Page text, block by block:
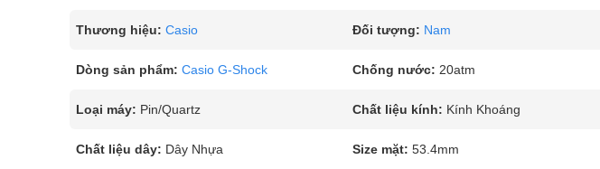
Thương hiệu: Casio Đối tượng: Nam
Dòng sản phẩm: Casio G-Shock Chống nước: 20atm
Loại máy: Pin/Quartz Chất liệu kính: Kính Khoáng
Chất liệu dây: Dây Nhựa Size mặt: 53.4mm